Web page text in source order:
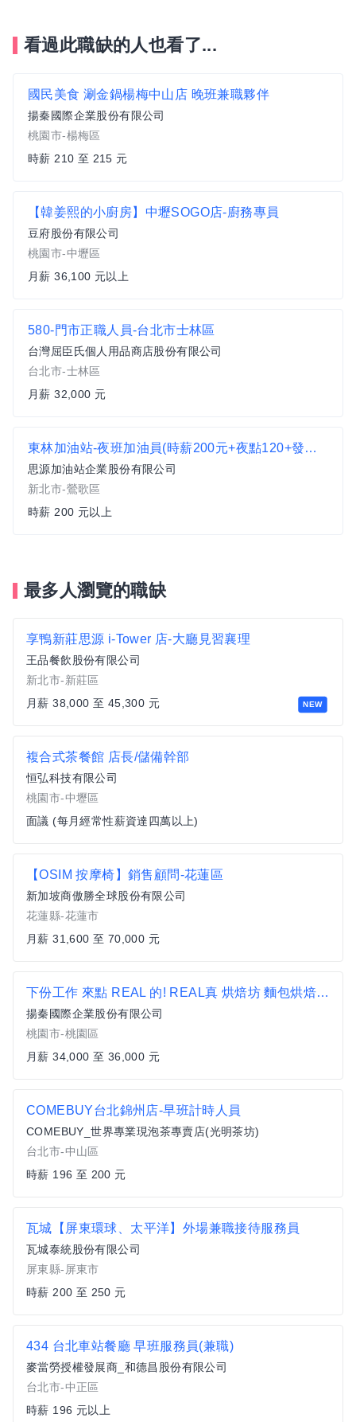
看過此職缺的人也看了...
國民美食 涮金鍋楊梅中山店 晚班兼職夥伴
揚秦國際企業股份有限公司
桃園市-楊梅區
時薪 210 至 215 元
【韓姜熙的小廚房】中壢SOGO店-廚務專員
豆府股份有限公司
桃園市-中壢區
月薪 36,100 元以上
580-門市正職人員-台北市士林區
台灣屈臣氏個人用品商店股份有限公司
台北市-士林區
月薪 32,000 元
東林加油站-夜班加油員(時薪200元+夜點120+發油獎勵金)
思源加油站企業股份有限公司
新北市-鶯歌區
時薪 200 元以上
最多人瀏覽的職缺
NEW
享鴨新莊思源 i-Tower 店-大廳見習襄理
王品餐飲股份有限公司
新北市-新莊區
月薪 38,000 至 45,300 元
複合式茶餐館 店長/儲備幹部
恒弘科技有限公司
桃園市-中壢區
面議 (每月經常性薪資達四萬以上)
【OSIM 按摩椅】銷售顧問-花蓮區
新加坡商傲勝全球股份有限公司
花蓮縣-花蓮市
月薪 31,600 至 70,000 元
下份工作 來點 REAL 的! REAL真 烘焙坊 麵包烘焙 三手師傅
揚秦國際企業股份有限公司
桃園市-桃園區
月薪 34,000 至 36,000 元
COMEBUY台北錦州店-早班計時人員
COMEBUY_世界專業現泡茶專賣店(光明茶坊)
台北市-中山區
時薪 196 至 200 元
瓦城【屏東環球、太平洋】外場兼職接待服務員
瓦城泰統股份有限公司
屏東縣-屏東市
時薪 200 至 250 元
434 台北車站餐廳 早班服務員(兼職)
麥當勞授權發展商_和德昌股份有限公司
台北市-中正區
時薪 196 元以上